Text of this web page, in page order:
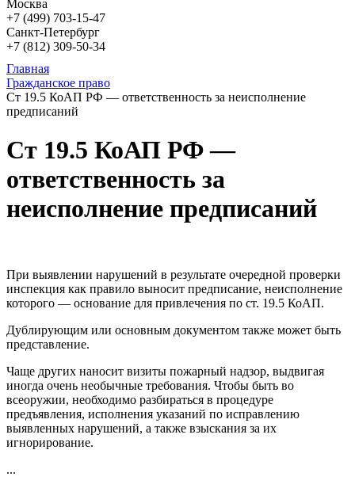
Москва
+7 (499) 703-15-47
Санкт-Петербург
+7 (812) 309-50-34
Главная
Гражданское право
Ст 19.5 КоАП РФ — ответственность за неисполнение
предписаний
Ст 19.5 КоАП РФ —
ответственность за
неисполнение предписаний
При выявлении нарушений в результате очередной проверки
инспекция как правило выносит предписание, неисполнение
которого — основание для привлечения по ст. 19.5 КоАП.
Дублирующим или основным документом также может быть
представление.
Чаще других наносит визиты пожарный надзор, выдвигая
иногда очень необычные требования. Чтобы быть во
всеоружии, необходимо разбираться в процедуре
предъявления, исполнения указаний по исправлению
выявленных нарушений, а также взыскания за их
игнорирование.
...